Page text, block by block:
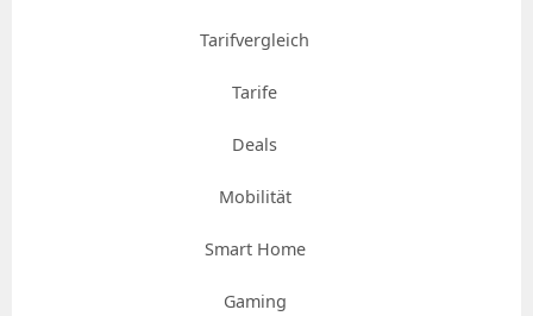
Tarifvergleich
Tarife
Deals
Mobilität
Smart Home
Gaming